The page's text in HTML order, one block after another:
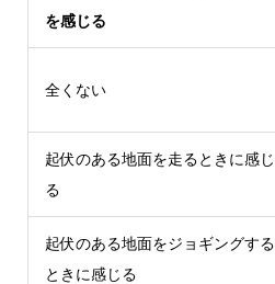
を感じる
全くない
起伏のある地面を走るときに感じ
る
起伏のある地面をジョギングする
ときに感じる